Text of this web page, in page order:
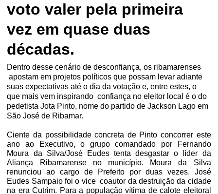
voto valer pela primeira
vez em quase duas
décadas.
Dentro desse cenário de desconfiança, os ribamarenses
apostam em projetos políticos que possam levar adiante
suas expectativas até o dia da votação e, entre estes, o
que mais vem inspirando confiança no eleitor local é o do
pedetista Jota Pinto, nome do partido de Jackson Lago em
São José de Ribamar.
Ciente da possibilidade concreta de Pinto concorrer este
ano ao Executivo, o grupo comandado por Fernando
Moura da Silva/José Eudes tenta desgastar o líder da
Aliança Ribamarense no município. Moura da Silva
renunciou ao cargo de Prefeito por duas vezes. José
Eudes Sampaio foi o vice coautor da destruição da cidade
na era Cutrim. Para a população vítima de calote eleitoral